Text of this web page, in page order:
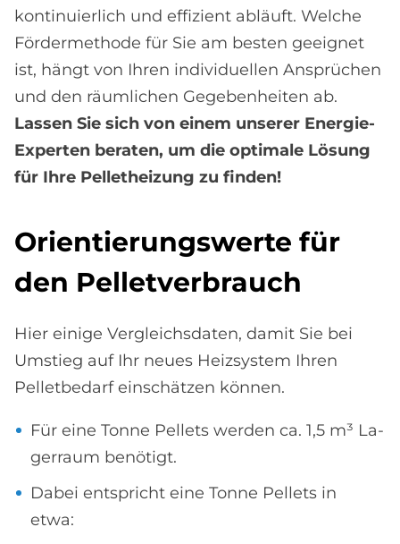
kontinuierlich und effizient abläuft. Welche
Fördermethode für Sie am besten geeignet
ist, hängt von Ihren individuellen Ansprüchen
und den räumlichen Gegebenheiten ab.
Lassen Sie sich von einem unserer Energie-
Experten beraten, um die optimale Lösung
für Ihre Pelletheizung zu finden!
Ori­en­tie­rungs­wer­te für
den Pel­let­ver­brauch
Hier einige Vergleichsdaten, damit Sie bei
Umstieg auf Ihr neues Heizsystem Ihren
Pelletbedarf einschätzen können.
Für eine Tonne Pellets werden ca. 1,5 m³ La­
ger­raum be­nö­ti­gt.
Dabei entspricht eine Tonne Pellets in
etwa: